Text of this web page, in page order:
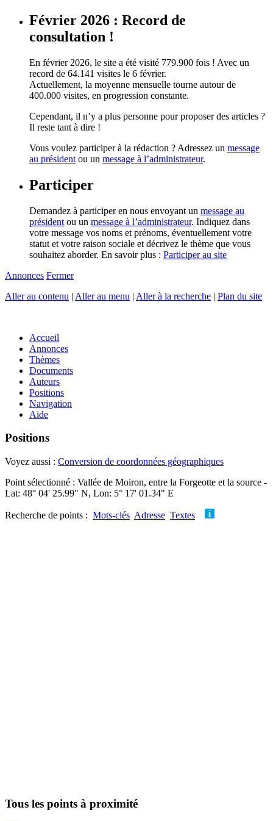
Février 2026 : Record de
consultation !
En février 2026, le site a été visité 779.900 fois ! Avec un
record de 64.141 visites le 6 février.
Actuellement, la moyenne mensuelle tourne autour de
400.000 visites, en progression constante.
Cependant, il n’y a plus personne pour proposer des articles ?
Il reste tant à dire !
Vous voulez participer à la rédaction ? Adressez un message
au président ou un message à l’administrateur.
Participer
Demandez à participer en nous envoyant un message au
président ou un message à l’administrateur. Indiquez dans
votre message vos noms et prénoms, éventuellement votre
statut et votre raison sociale et décrivez le thème que vous
souhaitez aborder. En savoir plus : Participer au site
Annonces Fermer
Aller au contenu | Aller au menu | Aller à la recherche | Plan du site
Accueil
Annonces
Thèmes
Documents
Auteurs
Positions
Navigation
Aide
Positions
Voyez aussi : Conversion de coordonnées géographiques
Point sélectionné : Vallée de Moiron, entre la Forgeotte et la source -
Lat: 48° 04' 25.99" N, Lon: 5° 17' 01.34" E
Recherche de points : Mots-clés Adresse Textes
Tous les points à proximité